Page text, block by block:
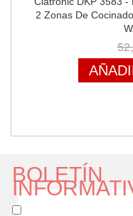
2 Zonas De
BOLETÍN